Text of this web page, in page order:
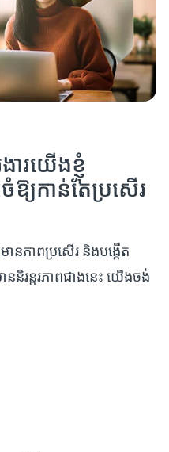
រយើងខ្ញុំ
យកាន់តែប្រសើរ
ានភាពប្រសើរ និងបង្កើត
រន្តរភាពជាងនេះ យើងចង់